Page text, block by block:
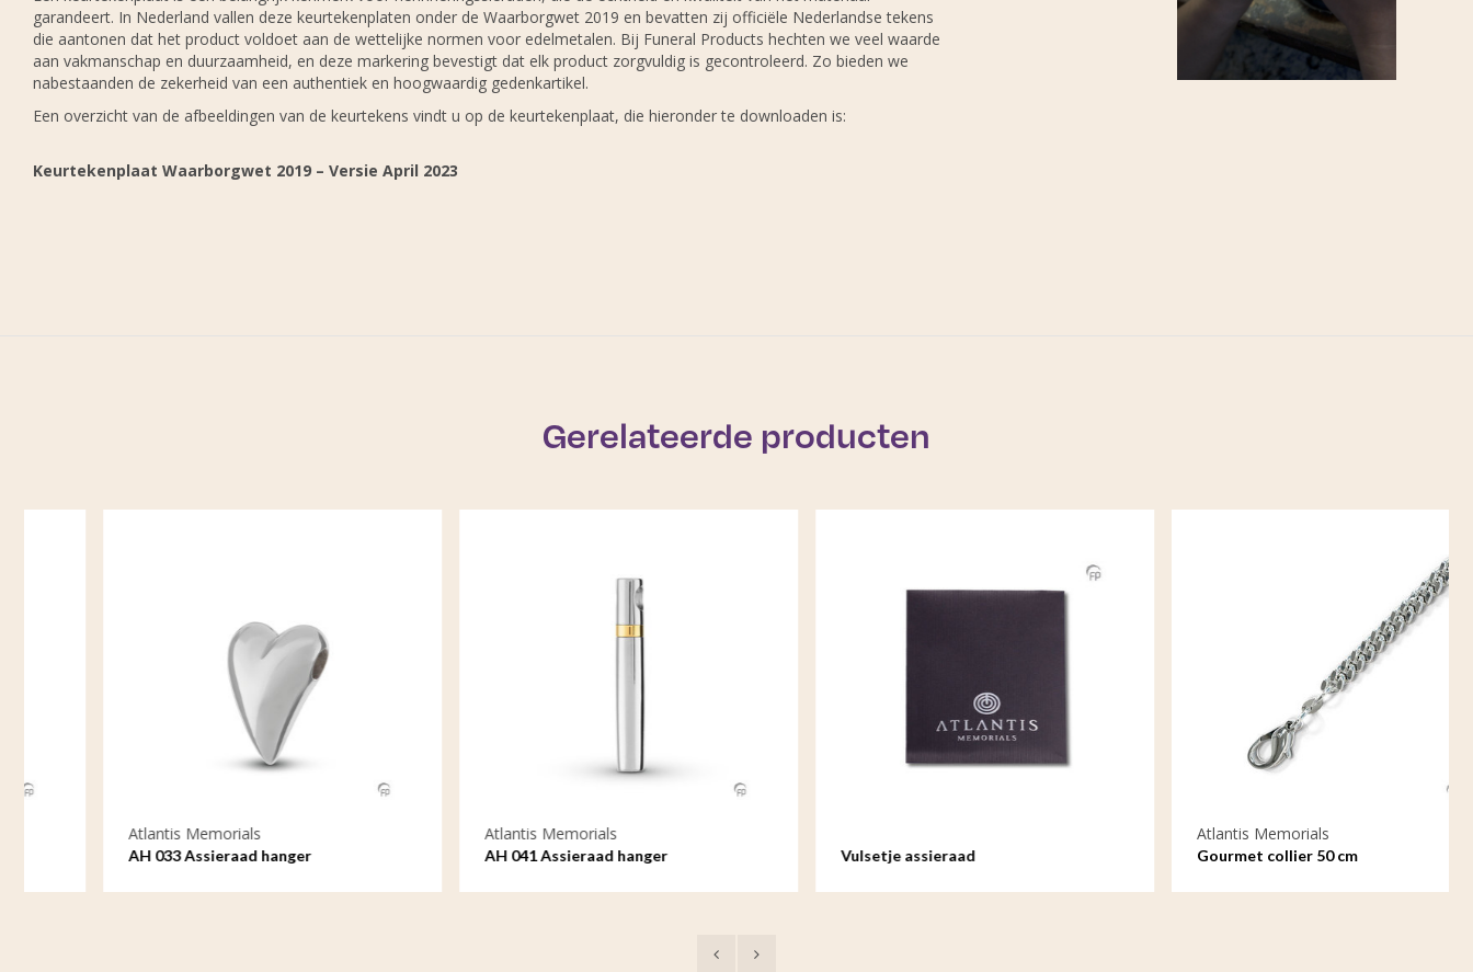
garandeert. In Nederland vallen deze keurtekenplaten onder de Waarborgwet 2019 en bevatten zij officiële Nederlandse tekens
die aantonen dat het product voldoet aan de wettelijke normen voor edelmetalen. Bij Funeral Products hechten we veel waarde
aan vakmanschap en duurzaamheid, en deze markering bevestigt dat elk product zorgvuldig is gecontroleerd. Zo bieden we
nabestaanden de zekerheid van een authentiek en hoogwaardig gedenkartikel.
Een overzicht van de afbeeldingen van de keurtekens vindt u op de keurtekenplaat, die hieronder te downloaden is:
Keurtekenplaat Waarborgwet 2019 – Versie April 2023
Gerelateerde producten
Atlantis Memorials
AH 033 Assieraad hanger
Atlantis Memorials
AH 041 Assieraad hanger Vulsetje assieraad
Atlantis Memorials
Gourmet collier 50 cm